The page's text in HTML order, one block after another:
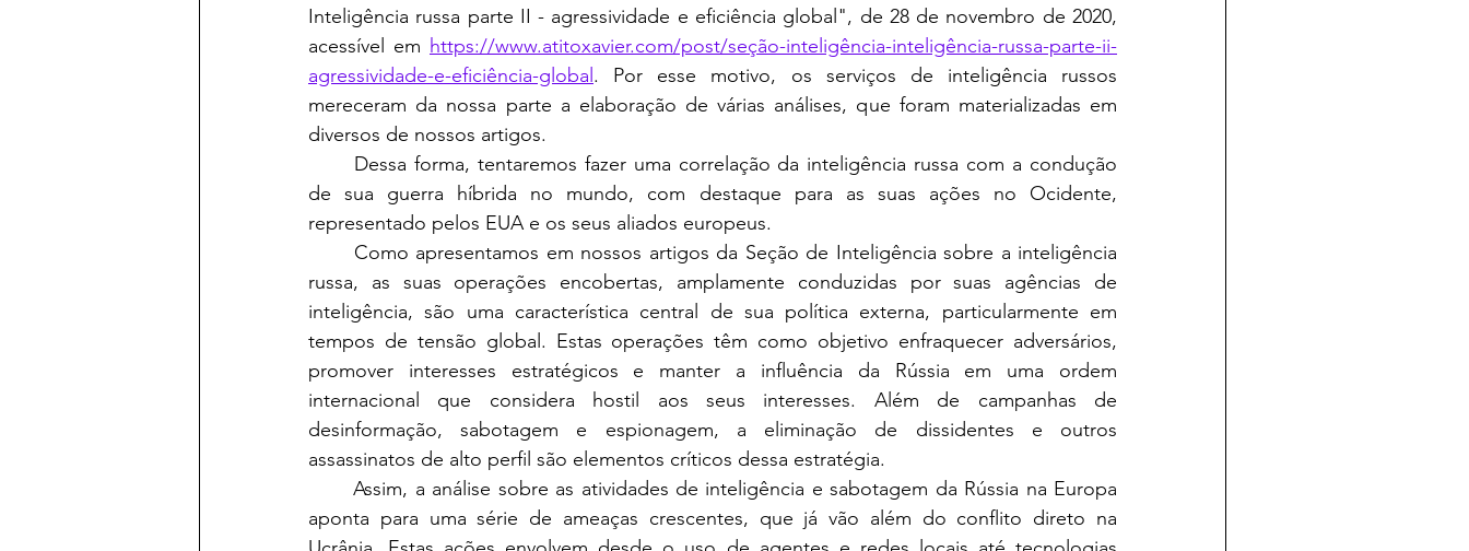
Inteligência russa parte II - agressividade e eficiência global", de 28 de novembro de 2020,
acessível em https://www.atitoxavier.com/post/seção-inteligência-inteligência-russa-parte-ii-
agressividade-e-eficiência-global . Por esse motivo, os serviços de inteligência russos
mereceram da nossa parte a elaboração de várias análises, que foram materializadas em
diversos de nossos artigos.
de sua guerra híbrida no mundo, com destaque para as suas ações no Ocidente,
representado pelos EUA e os seus aliados europeus.
russa, as suas operações encobertas, amplamente conduzidas por suas agências de
inteligência, são uma característica central de sua política externa, particularmente em
tempos de tensão global. Estas operações têm como objetivo enfraquecer adversários,
promover interesses estratégicos e manter a influência da Rússia em uma ordem
internacional que considera hostil aos seus interesses. Além de campanhas de
desinformação, sabotagem e espionagem, a eliminação de dissidentes e outros
assassinatos de alto perfil são elementos críticos dessa estratégia.
	Assim, a análise sobre as atividades de inteligência e sabotagem da Rússia na Europa
aponta para uma série de ameaças crescentes, que já vão além do conflito direto na